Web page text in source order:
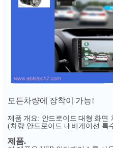
모든차량에 장착이 가능!
제품 개요 : 안드로이드 대형 화면
(차량 안드로이드 내비게이션 특
제품.